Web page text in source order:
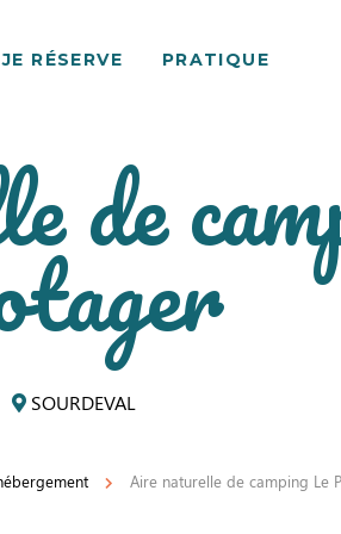
JE RÉSERVE PRATIQUE
de
SOURDEVAL
Aire naturelle de camping Le